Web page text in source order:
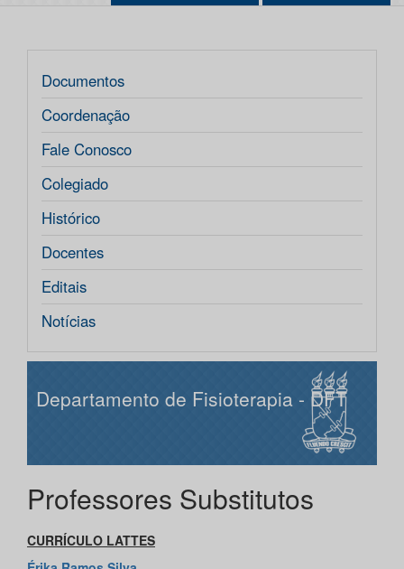
Documentos
Coordenação
Fale Conosco
Colegiado
Histórico
Docentes
Editais
Notícias
Departamento de Fisioterapia - DFT
Professores Substitutos
CURRÍCULO LATTES